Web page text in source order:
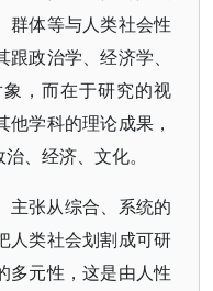
群体等与人类社会性
政治学、经济学、
，而在于研究的视
学科的理论成果，
、经济、文化。
主张从综合、系统的
人类社会划割成可研
多元性，这是由人性